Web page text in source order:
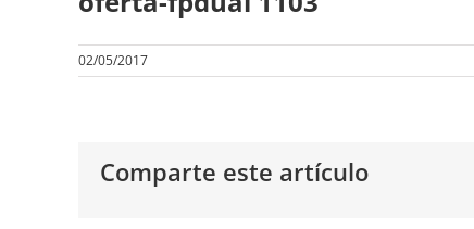
02/05/2017
Comparte este artículo